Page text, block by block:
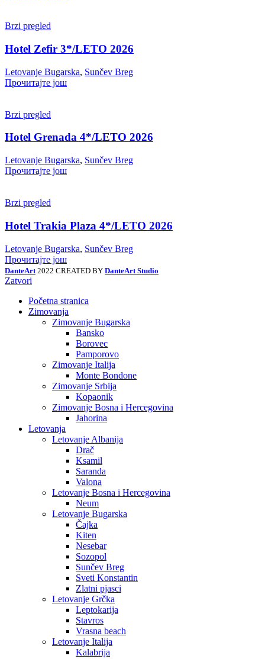
Brzi pregled
Hotel Zefir 3*/LETO 2026
Letovanje Bugarska, Sunčev Breg
Прочитајте још
Brzi pregled
Hotel Grenada 4*/LETO 2026
Letovanje Bugarska, Sunčev Breg
Прочитајте још
Brzi pregled
Hotel Trakia Plaza 4*/LETO 2026
Letovanje Bugarska, Sunčev Breg
Прочитајте још
DanteArt 2022 CREATED BY DanteArt Studio
Zatvori
Početna stranica
Zimovanja
Zimovanje Bugarska
Bansko
Borovec
Pamporovo
Zimovanje Italija
Monte Bondone
Zimovanje Srbija
Kopaonik
Zimovanje Bosna i Hercegovina
Jahorina
Letovanja
Letovanje Albanija
Drač
Ksamil
Saranda
Valona
Letovanje Bosna i Hercegovina
Neum
Letovanje Bugarska
Čajka
Kiten
Nesebar
Sozopol
Sunčev Breg
Sveti Konstantin
Zlatni pjasci
Letovanje Grčka
Leptokarija
Stavros
Vrasna beach
Letovanje Italija
Kalabrija